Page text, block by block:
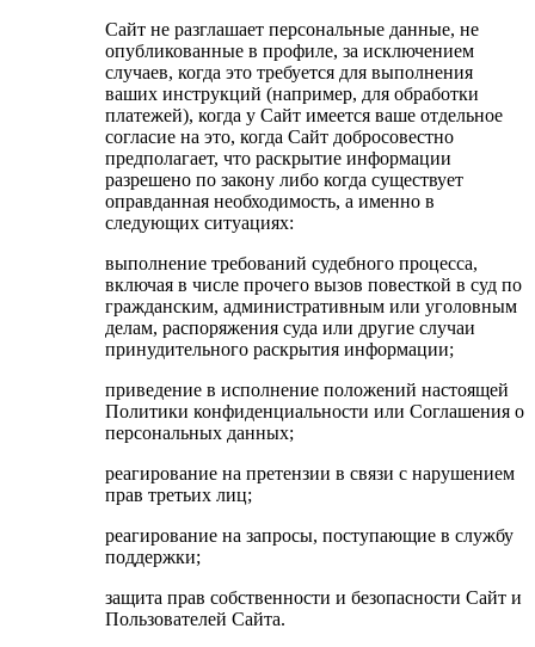
Сайт не разглашает персональные данные, не
опубликованные в профиле, за исключением
случаев, когда это требуется для выполнения
ваших инструкций (например, для обработки
платежей), когда у Сайт имеется ваше отдельное
согласие на это, когда Сайт добросовестно
предполагает, что раскрытие информации
разрешено по закону либо когда существует
оправданная необходимость, а именно в
следующих ситуациях:
выполнение требований судебного процесса,
включая в числе прочего вызов повесткой в суд по
гражданским, административным или уголовным
делам, распоряжения суда или другие случаи
принудительного раскрытия информации;
приведение в исполнение положений настоящей
Политики конфиденциальности или Соглашения о
персональных данных;
реагирование на претензии в связи с нарушением
прав третьих лиц;
реагирование на запросы, поступающие в службу
поддержки;
защита прав собственности и безопасности Сайт и
Пользователей Сайта.